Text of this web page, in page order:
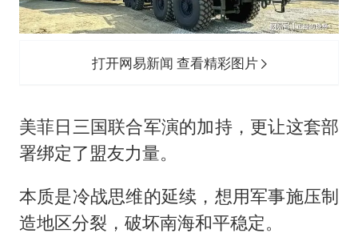
打开网易新闻 查看精彩图片
美菲日三国联合军演的加持，更让这套部
署绑定了盟友力量。
本质是冷战思维的延续，想用军事施压制
造地区分裂，破坏南海和平稳定。